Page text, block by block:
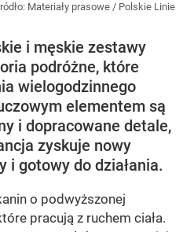
Materiały prasowe / Polskie Linie
i męskie zestawy
podróżne, które
wielogodzinnego
elementem są
i dopracowane detale,
zyskuje nowy
i gotowy do działania.
o podwyższonej
pracują z ruchem ciała.